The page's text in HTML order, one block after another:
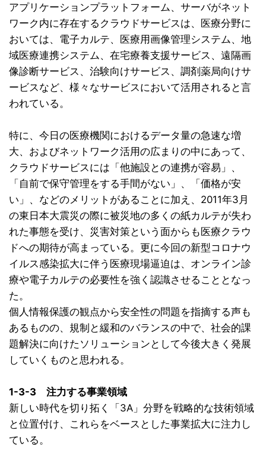
アプリケーションプラットフォーム、サーバがネット
ワーク内に存在するクラウドサービスは、医療分野に
おいては、電子カルテ、医療用画像管理システム、地
域医療連携システム、在宅療養支援サービス、遠隔画
像診断サービス、治験向けサービス、調剤薬局向けサ
ービスなど、様々なサービスにおいて活用されると言
われている。
特に、今日の医療機関におけるデータ量の急速な増
大、およびネットワーク活用の広まりの中にあって、
クラウドサービスには「他施設との連携が容易」、
「自前で保守管理をする手間がない」、「価格が安
い」、などのメリットがあることに加え、2011年3月
の東日本大震災の際に被災地の多くの紙カルテが失わ
れた事態を受け、災害対策という面からも医療クラウ
ドへの期待が高まっている。更に今回の新型コロナウ
イルス感染拡大に伴う医療現場逼迫は、オンライン診
療や電子カルテの必要性を強く認識させることとなっ
た。
個人情報保護の観点から安全性の問題を指摘する声も
あるものの、規制と緩和のバランスの中で、社会的課
題解決に向けたソリューションとして今後大きく発展
していくものと思われる。
1-3-3 注力する事業領域
新しい時代を切り拓く「3A」分野を戦略的な技術領域
と位置付け、これらをベースとした事業拡大に注力し
ている。